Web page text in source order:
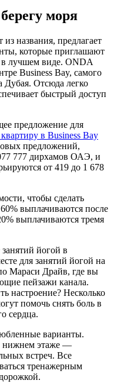
моря
названия, предлагает
которые приглашают
в лучшем виде. ONDA
Business Bay, самого
Дубая. Отсюда легко
быстрый доступ
предложение для
в Business Bay
предложений,
777 дирхамов ОАЭ, и
от 419 до 1 678
чтобы сделать
выплачиваются после
выплачиваются тремя
йогой в
для занятий йогой на
Мараси Драйв, где вы
пейзажи канала.
настроение? Несколько
помочь снять боль в
сердца.
варианты.
нижнем этаже —
встреч. Все
тренажерным